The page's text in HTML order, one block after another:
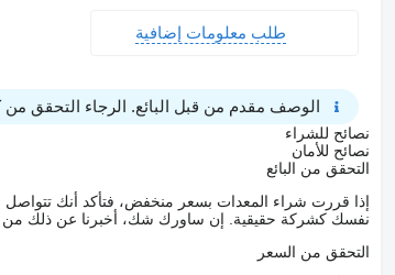
طلب معلومات إضافية
الوصف مقدم من قبل البائع. الرجاء التحقق من
نصائح للشراء
نصائح للأمان
التحقق من البائع
إذا قررت شراء المعدات بسعر منخفض، فتأكد أنك
نفسك كشركة حقيقية. إن ساورك شك، أخبرنا عن ذلك من
التحقق من السعر